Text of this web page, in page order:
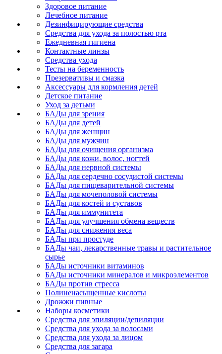
Здоровое питание
Лечебное питание
Дезинфицирующие средства
Средства для ухода за полостью рта
Ежедневная гигиена
Контактные линзы
Средства ухода
Тесты на беременность
Презервативы и смазка
Аксессуары для кормления детей
Детское питание
Уход за детьми
БАДы для зрения
БАДы для детей
БАДы для женщин
БАДы для мужчин
БАДы для очищения организма
БАДы для кожи, волос, ногтей
БАДы для нервной системы
БАДы для сердечно сосудистой системы
БАДы для пищеварительной системы
БАДы для мочеполовой системы
БАДы для костей и суставов
БАДы для иммунитета
БАДы для улучшения обмена веществ
БАДы для снижения веса
БАДы при простуде
БАДы чаи, лекарственные травы и растительное
сырье
БАДы источники витаминов
БАДы источники минералов и микроэлементов
БАДы против стресса
Полиненасыщенные кислоты
Дрожжи пивные
Наборы косметики
Средства для эпиляции/депиляции
Средства для ухода за волосами
Средства для ухода за лицом
Средства для загара